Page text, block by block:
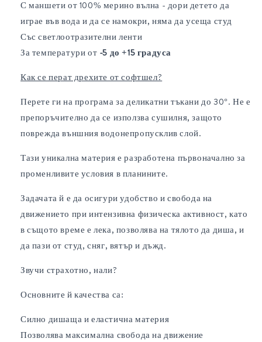
С маншети от 100% мерино вълна - дори детето да
играе във вода и да се намокри, няма да усеща студ
Със светлоотразителни ленти
За температури от -5 до +15 градуса
Как се перат дрехите от софтшел?
Перете ги на програма за деликатни тъкани до 30°. Не е
препоръчително да се използва сушилня, защото
поврежда външния водонепропусклив слой.
Тази уникална материя е разработена първоначално за
променливите условия в планините.
Задачата й е да осигури удобство и свобода на
движението при интензивна физическа активност, като
в същото време е лека, позволява на тялото да диша, и
да пази от студ, сняг, вятър и дъжд.
Звучи страхотно, нали?
Основните й качества са:
Силно дишаща и еластична материя
Позволява максимална свобода на движение